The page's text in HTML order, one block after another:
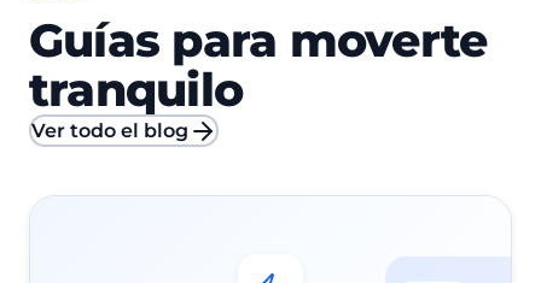
Guías para moverte
tranquilo
Ver todo el blog